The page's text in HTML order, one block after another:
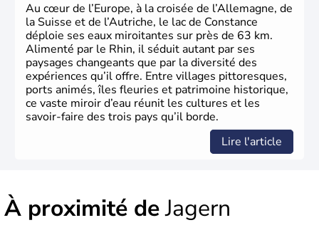
Au cœur de l’Europe, à la croisée de l’Allemagne, de
la Suisse et de l’Autriche, le lac de Constance
déploie ses eaux miroitantes sur près de 63 km.
Alimenté par le Rhin, il séduit autant par ses
paysages changeants que par la diversité des
expériences qu’il offre. Entre villages pittoresques,
ports animés, îles fleuries et patrimoine historique,
ce vaste miroir d’eau réunit les cultures et les
savoir-faire des trois pays qu’il borde.
Lire l'article
À proximité deJagern